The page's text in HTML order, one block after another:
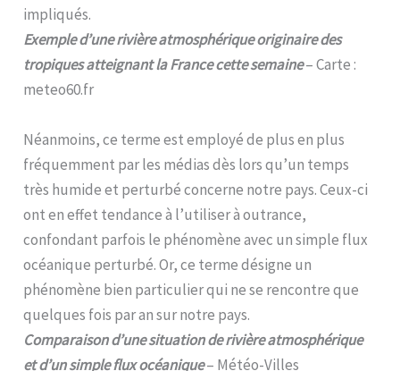
impliqués.
Exemple d’une rivière atmosphérique originaire des
tropiques atteignant la France cette semaine– Carte :
meteo60.fr
Néanmoins, ce terme est employé de plus en plus
fréquemment par les médias dès lors qu’un temps
très humide et perturbé concerne notre pays. Ceux-ci
ont en effet tendance à l’utiliser à outrance,
confondant parfois le phénomène avec un simple flux
océanique perturbé. Or, ce terme désigne un
phénomène bien particulier qui ne se rencontre que
quelques fois par an sur notre pays.
Comparaison d’une situation de rivière atmosphérique
et d’un simple flux océanique– Météo-Villes